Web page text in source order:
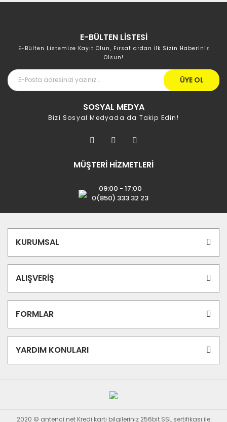
E-BÜLTEN LİSTESİ
E-Bülten Listemize Kayıt Olun, Fırsatlardan İlk Sizin Haberiniz
Olsun!
ÜYE OL
SOSYAL MEDYA
Bizi Sosyal Medyada da Takip Edin!
MÜŞTERİ HİZMETLERİ
09:00 - 17:00
0(850) 333 32 23
KURUMSAL
ALIŞVERİŞ
FORMLAR
YARDIM KONULARI
2020 © antenci.net Kredi kartı bilgileriniz 256bit SSL sertifikası ile